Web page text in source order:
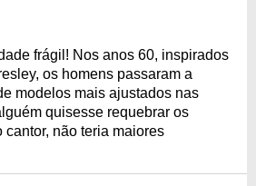
frágil! Nos anos 60, inspirados
os homens passaram a
modelos mais ajustados nas
quisesse requebrar os
não teria maiores